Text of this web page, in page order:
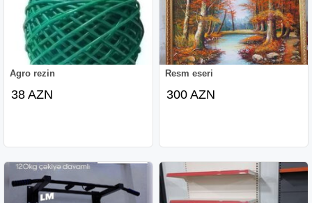
Agro rezin
38 AZN
Resm eseri
300 AZN